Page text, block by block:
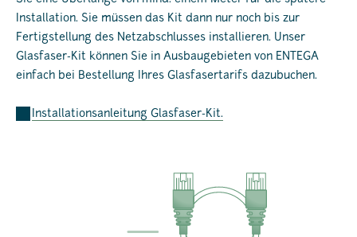
Installation. Sie müssen das Kit dann nur noch bis zur
Fertigstellung des Netzabschlusses installieren. Unser
Glasfaser-Kit können Sie in Ausbaugebieten von ENTEGA
einfach bei Bestellung Ihres Glasfasertarifs dazubuchen.
Installationsanleitung Glasfaser-Kit.